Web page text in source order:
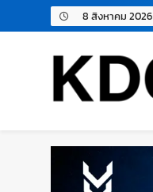
8 สิงหาคม 2026